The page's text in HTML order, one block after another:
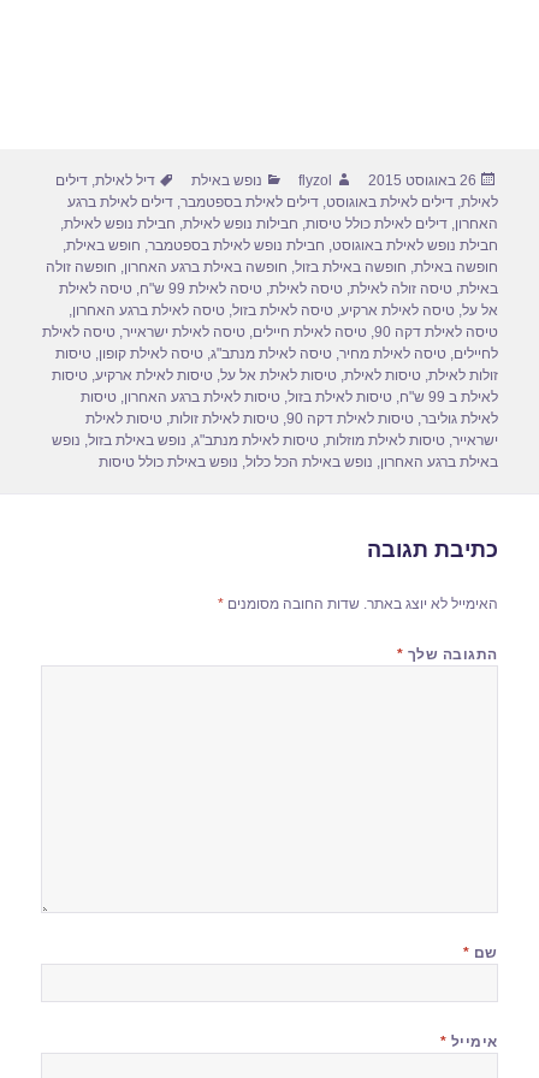
פורסם
בתאריך
26 באוגוסט 2015 מחבר
flyzol קטגוריות
נופש באילת תגיות
דיל לאילת,דילים
לאילת,דילים לאילת באוגוסט,דילים לאילת בספטמבר,דילים לאילת ברגע
האחרון,דילים לאילת כולל טיסות, חבילות נופש לאילת, חבילת נופש לאילת,
חבילת נופש לאילת באוגוסט, חבילת נופש לאילת בספטמבר, חופש באילת,
חופשה באילת, חופשה באילת בזול, חופשה באילת ברגע האחרון, חופשה זולה
באילת,טיסה זולה לאילת,טיסה לאילת,טיסה לאילת 99 ש"ח ,טיסה לאילת
אל על,טיסה לאילת ארקיע,טיסה לאילת בזול,טיסה לאילת ברגע האחרון,
טיסה לאילת דקה 90
,טיסה לאילת חיילים,טיסה לאילת ישראייר,טיסה לאילת
לחיילים,טיסה לאילת מחיר,טיסה לאילת מנתב"ג,טיסה לאילת קופון,טיסות
זולות לאילת,טיסות לאילת,טיסות לאילת אל על,טיסות לאילת ארקיע,טיסות
לאילת ב 99 ש"ח
,טיסות לאילת בזול,טיסות לאילת ברגע האחרון,טיסות
לאילת גוליבר,טיסות לאילת דקה 90 ,טיסות לאילת זולות,טיסות לאילת
ישראייר,טיסות לאילת מוזלות,טיסות לאילת מנתב"ג, נופש באילת בזול, נופש
באילת ברגע האחרון, נופש באילת הכל כלול, נופש באילת כולל טיסות
כתיבת תגובה
האימייל לא יוצג באתר. שדות החובה מסומנים*
התגובה שלך *
שם *
אימייל *